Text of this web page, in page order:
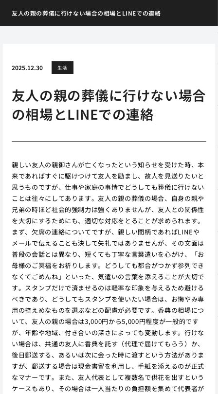
友人の親の葬儀に行けない場合の相場とLINEでの連絡
2025.12.30 生活
友人の親の葬儀に行けない場合
の相場とLINEでの連絡
親しい友人の親御さんが亡くなったという知らせを受けた時、本
来であればすぐに駆けつけて友人を励まし、故人を見送りたいと
思うものですが、仕事や家庭の事情でどうしても葬儀に行けない
ことは往々にしてあります。友人の親の葬儀の場合、自身の親や
兄弟の時ほど社会的強制力は強くありませんが、友人との関係性
を大切にするためにも、適切な対応をとることが求められます。
まず、欠席の連絡についてですが、親しい間柄であればLINEや
メールで伝えることも決して失礼ではありませんが、その文面は
普段の会話とは異なり、短くても丁寧な言葉遣いを心がけ、「お
母様のご冥福をお祈りします。どうしても都合がつかず参列でき
なくてごめんね」といった、気遣いの言葉を添えることが大切で
す。スタンプだけで済ませるのは軽率な印象を与えるため避ける
べきであり、どうしてもスタンプを使いたい場合は、お悔やみ専
用の控えめなものを選ぶなどの配慮が必要です。香典の相場につ
いて、友人の親の場合は3,000円から5,000円程度が一般的です
が、年齢や地域、付き合いの深さによっても変動します。行けな
い場合は、共通の友人に香典を託す（代理で届けてもらう）か、
後日郵送する、あるいは次に会った時に渡すという方法がありま
すが、郵送する場合は現金書留を利用し、手紙を添えるのが正式
なマナーです。また、友人代表として複数名で供花を出すという
ケースもあり、その場合は一人当たりの負担額を集めて代表者が